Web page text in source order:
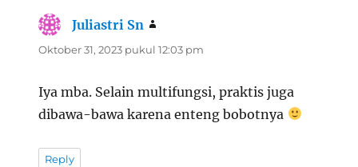
Juliastri Sn
Oktober 31, 2023 pukul 12:03 pm
Iya mba. Selain multifungsi, praktis juga
dibawa-bawa karena enteng bobotnya
Reply